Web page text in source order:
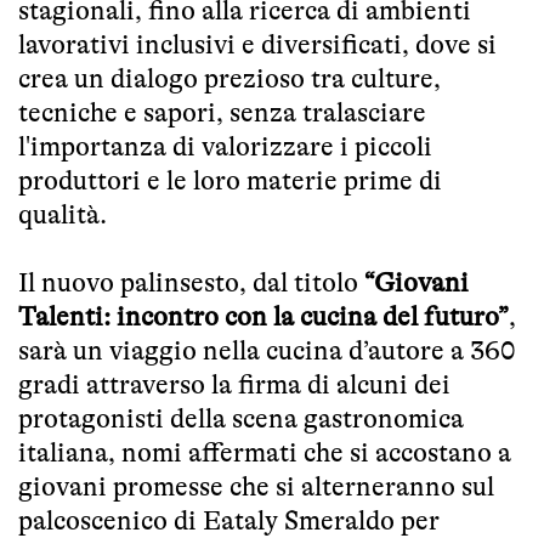
stagionali, fino alla ricerca di ambienti
lavorativi inclusivi e diversificati, dove si
crea un dialogo prezioso tra culture,
tecniche e sapori, senza tralasciare
l'importanza di valorizzare i piccoli
produttori e le loro materie prime di
qualità.
Il nuovo palinsesto, dal titolo “Giovani
Talenti: incontro con la cucina del futuro”,
sarà un viaggio nella cucina d’autore a 360
gradi attraverso la firma di alcuni dei
protagonisti della scena gastronomica
italiana, nomi affermati che si accostano a
giovani promesse che si alterneranno sul
palcoscenico di Eataly Smeraldo per